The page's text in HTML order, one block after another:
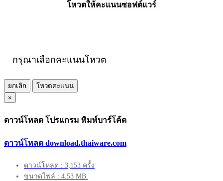
โหวตให้คะแนนซอฟต์แวร์
กรุณาเลือกคะแนนโหวต
ยกเลิก
โหวตคะแนน
×
ดาวน์โหลด โปรแกรม พิมพ์บาร์โค้ด
ดาวน์โหลด download.thaiware.com
ดาวน์โหลด : 3,153 ครั้ง
ขนาดไฟล์ : 4.53 MB.